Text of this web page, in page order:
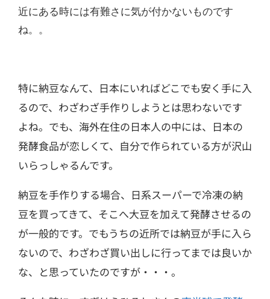
近にある時には有難さに気が付かないものです
ね。。
特に納豆なんて、日本にいればどこでも安く手に入
るので、わざわざ手作りしようとは思わないです
よね。でも、 海外在住の日本人の中には、日本の
発酵食品が恋しくて、自分で作られている方が沢山
いらっしゃるんです。
納豆を手作りする場合、日系スーパーで冷凍の納
豆を買ってきて、そこへ大豆を加えて発酵させるの
が一般的です。でもうちの近所では納豆が手に入ら
ないので、わざわざ買い出しに行ってまでは良いか
な、と思っていたのですが・・・。